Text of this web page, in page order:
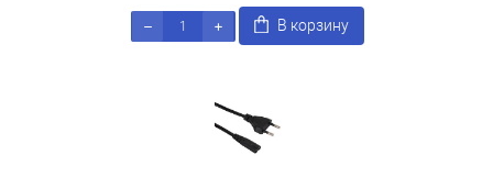
В корзину